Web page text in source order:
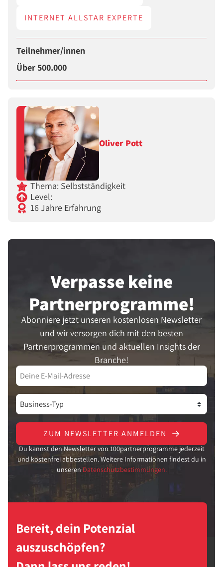
INTERNET ALLSTAR EXPERTE
Teilnehmer/innen
Über 500.000
Oliver Pott
Thema: Selbstständigkeit
Level:
16 Jahre Erfahrung
Verpasse keine
Partner­programme!
Abonniere jetzt unseren kostenlosen Newsletter
und wir versorgen dich mit den besten
Partnerprogrammen und aktuellen Insights der
Branche!
ZUM NEWSLETTER ANMELDEN
Du kannst den Newsletter von 100partnerprogramme jederzeit
und kostenfrei abbestellen. Weitere Informationen findest du in
unseren Datenschutzbestimmungen.
Bereit, dein Potenzial
auszuschöpfen?